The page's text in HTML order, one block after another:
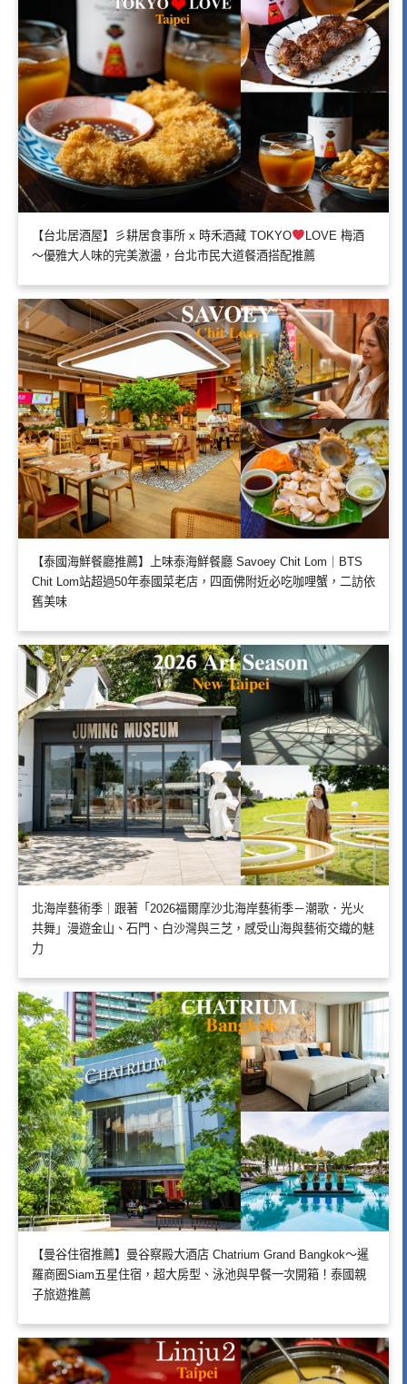
【台北居酒屋】彡耕居食事所 x 時禾酒藏 TOKYO
LOVE 梅酒
～優雅大人味的完美激盪，台北市民大道餐酒搭配推薦
【泰國海鮮餐廳推薦】上味泰海鮮餐廳 Savoey Chit Lom｜BTS
Chit Lom站超過50年泰國菜老店，四面佛附近必吃咖哩蟹，二訪依
舊美味
北海岸藝術季｜跟著「2026福爾摩沙北海岸藝術季－潮歌．光火
共舞」漫遊金山、石門、白沙灣與三芝，感受山海與藝術交織的魅
力
【曼谷住宿推薦】曼谷察殿大酒店 Chatrium Grand Bangkok～暹
羅商圈Siam五星住宿，超大房型、泳池與早餐一次開箱！泰國親
子旅遊推薦